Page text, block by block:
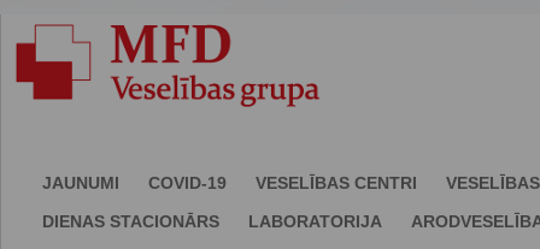
JAUNUMI COVID-19 VESELĪBAS CENTRI
DIENAS STACIONĀRS
LABORATORIJA